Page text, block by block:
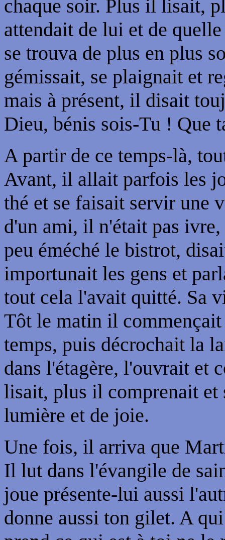
chaque soir. Plus il lisait,
attendait de lui et de
se trouva de plus en plus
gémissait, se plaignait et
mais à présent, il disait
Dieu, bénis sois-Tu ! Que
A partir de ce temps-là,
Avant, il allait parfois les
thé et se faisait servir une
d'un ami, il n'était pas
peu éméché le bistrot,
importunait les gens et
tout cela l'avait quitté. Sa
Tôt le matin il
temps, puis décrochait la
dans l'étagère, l'ouvrait et
lisait, plus il comprenait et
lumière et de joie.
Une fois, il arriva que
Il lut dans l'évangile de
joue présente-lui aussi
donne aussi ton gilet. A